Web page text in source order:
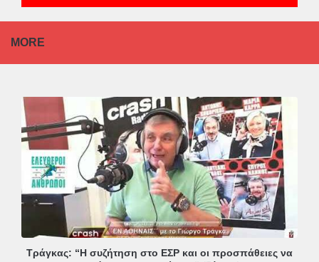
MORE
Τράγκας: “Η συζήτηση στο ΕΣΡ και οι προσπάθειες να